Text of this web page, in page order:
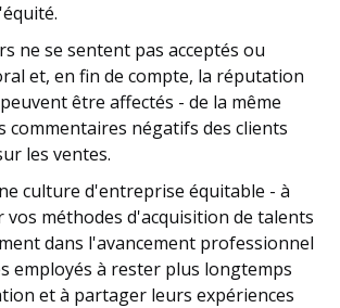
ne se sentent pas acceptés ou
et, en fin de compte, la réputation
être affectés - de la même
commentaires négatifs des clients
les ventes.
culture d'entreprise équitable - à
vos méthodes d'acquisition de talents
dans l'avancement professionnel
employés à rester plus longtemps
et à partager leurs expériences